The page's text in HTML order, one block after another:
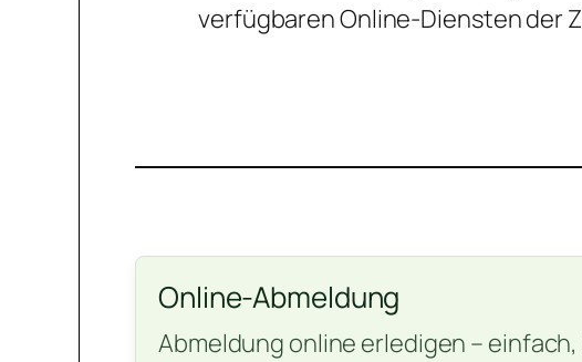
verfügbaren Online-Diensten der
Online-Abmeldung
Abmeldung online erledigen –